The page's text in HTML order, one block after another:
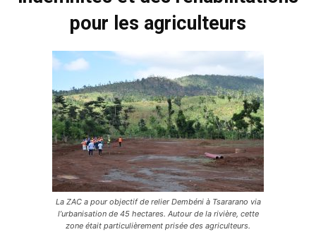
pour les agriculteurs
La ZAC a pour objectif de relier Dembéni à Tsararano via
l’urbanisation de 45 hectares. Autour de la rivière, cette
zone était particulièrement prisée des agriculteurs.